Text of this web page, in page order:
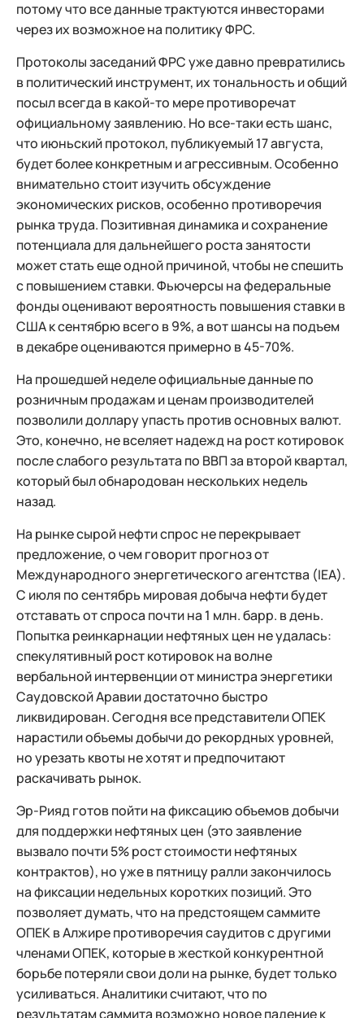
потому что все данные трактуются инвесторами
через их возможное на политику ФРС.
Протоколы заседаний ФРС уже давно превратились
в политический инструмент, их тональность и общий
посыл всегда в какой-то мере противоречат
официальному заявлению. Но все-таки есть шанс,
что июньский протокол, публикуемый 17 августа,
будет более конкретным и агрессивным. Особенно
внимательно стоит изучить обсуждение
экономических рисков, особенно противоречия
рынка труда. Позитивная динамика и сохранение
потенциала для дальнейшего роста занятости
может стать еще одной причиной, чтобы не спешить
с повышением ставки. Фьючерсы на федеральные
фонды оценивают вероятность повышения ставки в
США к сентябрю всего в 9%, а вот шансы на подъем
в декабре оцениваются примерно в 45-70%.
На прошедшей неделе официальные данные по
розничным продажам и ценам производителей
позволили доллару упасть против основных валют.
Это, конечно, не вселяет надежд на рост котировок
после слабого результата по ВВП за второй квартал,
который был обнародован нескольких недель
назад.
На рынке сырой нефти спрос не перекрывает
предложение, о чем говорит прогноз от
Международного энергетического агентства (IEA).
С июля по сентябрь мировая добыча нефти будет
отставать от спроса почти на 1 млн. барр. в день.
Попытка реинкарнации нефтяных цен не удалась:
спекулятивный рост котировок на волне
вербальной интервенции от министра энергетики
Саудовской Аравии достаточно быстро
ликвидирован. Сегодня все представители ОПЕК
нарастили объемы добычи до рекордных уровней,
но урезать квоты не хотят и предпочитают
раскачивать рынок.
Эр-Рияд готов пойти на фиксацию объемов добычи
для поддержки нефтяных цен (это заявление
вызвало почти 5% рост стоимости нефтяных
контрактов), но уже в пятницу ралли закончилось
на фиксации недельных коротких позиций. Это
позволяет думать, что на предстоящем саммите
ОПЕК в Алжире противоречия саудитов с другими
членами ОПЕК, которые в жесткой конкурентной
борьбе потеряли свои доли на рынке, будет только
усиливаться. Аналитики считают, что по
результатам саммита возможно новое падение к